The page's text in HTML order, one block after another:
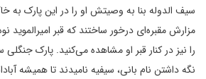
سیف الدوله بنا به وصیتش او را در این پارک به
را نیز در کنار قبر او مشاهده می‌کنید. پارک جنگلی
نگه داشتن نام بانی، سیفیه نامیدند تا همیشه